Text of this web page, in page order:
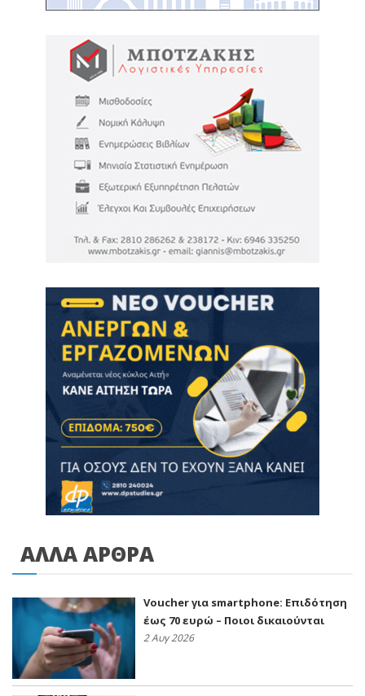
ΑΛΛΑ ΑΡΘΡΑ
Voucher για smartphone: Επιδότηση
έως 70 ευρώ – Ποιοι δικαιούνται
2 Αυγ 2026